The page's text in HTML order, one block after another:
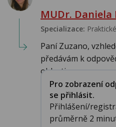
MUDr. Daniela
Specializace:
Paní Zuzano,
předávám k
oblasti g...
Pro zobrazení
se přihlásit.
Přihlášení/
průměrně 2